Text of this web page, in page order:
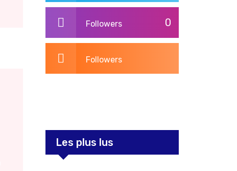
0
Followers
Followers
Les plus lus